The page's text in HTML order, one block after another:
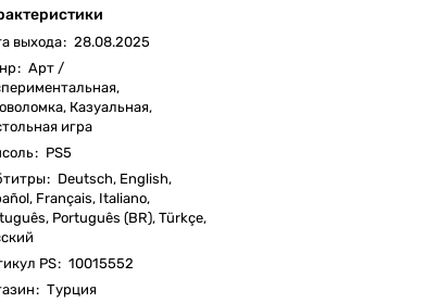
выхода: 28.08.2025
: Арт /
Казуальная,
игра
: PS5
: Deutsch, English,
Français, Italiano,
Português (BR), Türkçe,
PS: 10015552
: Турция